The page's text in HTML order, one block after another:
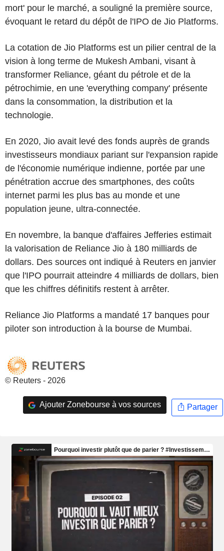
mort' pour le marché, a souligné la première source,
évoquant le retard du dépôt de l'IPO de Jio Platforms.
La cotation de Jio Platforms est un pilier central de la
vision à long terme de Mukesh Ambani, visant à
transformer Reliance, géant du pétrole et de la
pétrochimie, en une 'everything company' présente
dans la consommation, la distribution et la
technologie.
En 2020, Jio avait levé des fonds auprès de grands
investisseurs mondiaux pariant sur l'expansion rapide
de l'économie numérique indienne, portée par une
pénétration accrue des smartphones, des coûts
internet parmi les plus bas au monde et une
population jeune, ultra-connectée.
En novembre, la banque d'affaires Jefferies estimait
la valorisation de Reliance Jio à 180 milliards de
dollars. Des sources ont indiqué à Reuters en janvier
que l'IPO pourrait atteindre 4 milliards de dollars, bien
que les chiffres définitifs restent à arrêter.
Reliance Jio Platforms a mandaté 17 banques pour
piloter son introduction à la bourse de Mumbai.
© Reuters - 2026
Ajouter Zonebourse à vos sources Partager